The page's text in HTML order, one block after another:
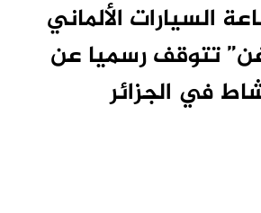
السيارات الألماني
تتوقف رسميا عن
في الجزائر